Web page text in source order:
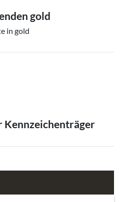
gold
in gold
Kennzeichenträger